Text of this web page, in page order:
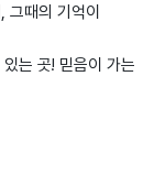
그때의 기억이
는 곳! 믿음이 가는